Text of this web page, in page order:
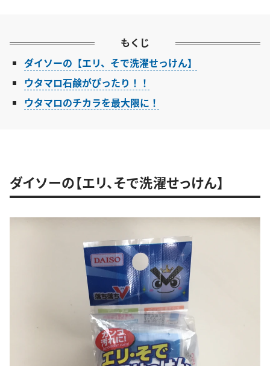
もくじ
ダイソーの【エリ、そで洗濯せっけん】
ウタマロ石鹸がぴったり！！
ウタマロのチカラを最大限に！
ダイソーの【エリ、そで洗濯せっけん】